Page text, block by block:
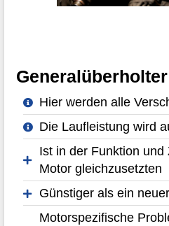
Hier werden alle
Die Laufleistung wird
Ist in der Funktion
Motor gleichzusetzten
Günstiger als ein
Motorspezifische